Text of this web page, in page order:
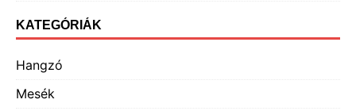
KATEGÓRIÁK
Hangzó
Mesék